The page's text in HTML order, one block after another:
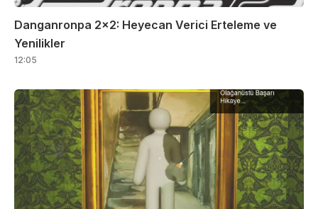
Danganronpa 2×2: Heyecan Verici Erteleme ve
Yenilikler
12:05